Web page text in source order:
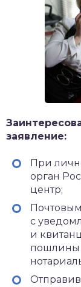
заявление:
При
орган
центр;
с
и
пошлины